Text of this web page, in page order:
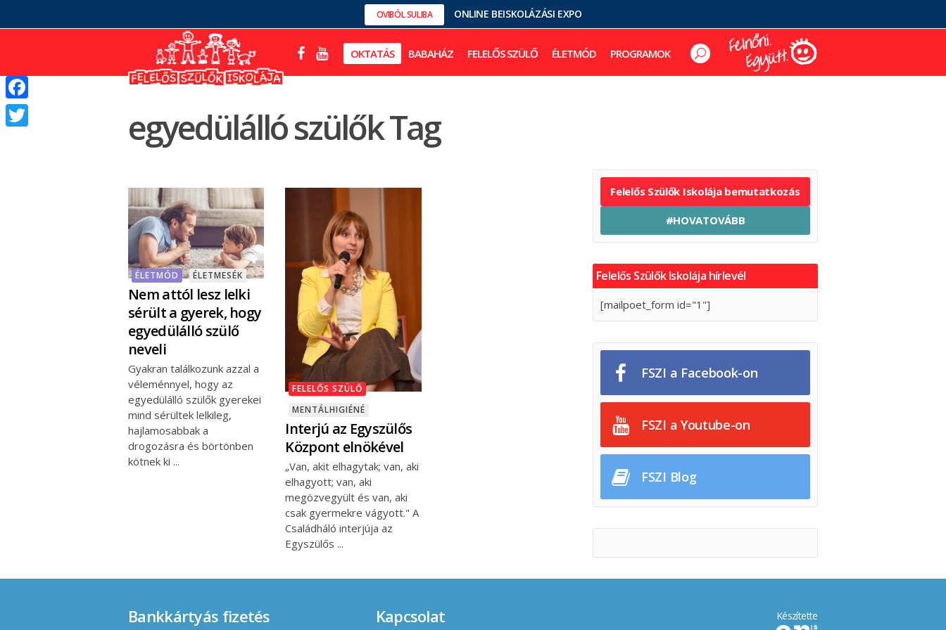
OVIBÓL SULIBA ONLINE BEISKOLÁZÁSI EXPO
OKTATÁS BABAHÁZ FELELŐS SZÜLŐ ÉLETMÓD PROGRAMOK
egyedülálló szülők Tag
ÉLETMÓD ÉLETMESÉK
Nem attól lesz lelki
sérült a gyerek, hogy
egyedülálló szülő
neveli
Gyakran találkozunk azzal a
véleménnyel, hogy az
egyedülálló szülők gyerekei
mind sérültek lelkileg,
hajlamosabbak a
drogozásra és börtönben
kötnek ki
FELELŐS SZÜLŐ
MENTÁLHIGIÉNÉ
Interjú az Egyszülős
Központ elnökével
„Van, akit elhagytak; van, aki
elhagyott; van, aki
megözvegyült és van, aki
csak gyermekre vágyott." A
Családháló interjúja az
Egyszülős
Felelős Szülők Iskolája bemutatkozás
#HOVATOVÁBB
Felelős Szülők Iskolája hírlevél
[mailpoet_form id="1"]
FSZI a Facebook-on
FSZI a Youtube-on
FSZI Blog
Bankkártyás fizetés Kapcsolat Készítette
Facebook